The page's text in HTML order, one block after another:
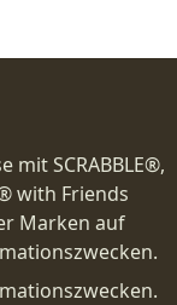
mit SCRABBLE®,
with Friends
Marken auf